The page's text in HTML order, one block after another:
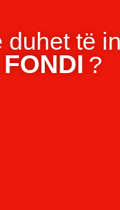
duhet të
FONDI ?